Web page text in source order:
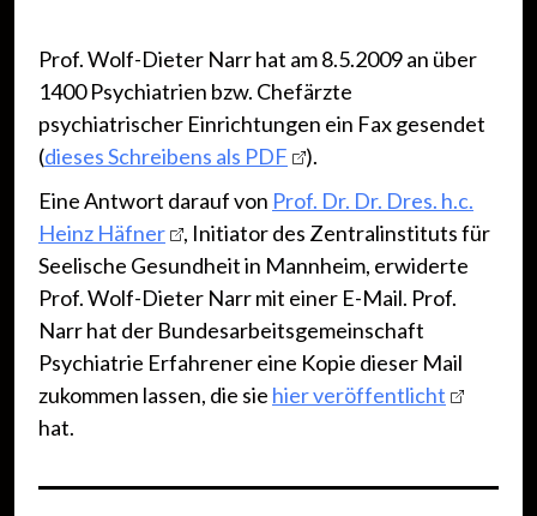
Prof. Wolf-Dieter Narr hat am 8.5.2009 an über
1400 Psychiatrien bzw. Chefärzte
psychiatrischer Einrichtungen ein Fax gesendet
(dieses Schreibens als PDF
).
Eine Antwort darauf von Prof. Dr. Dr. Dres. h.c.
Heinz Häfner
, Initiator des Zentralinstituts für
Seelische Gesundheit in Mannheim, erwiderte
Prof. Wolf-Dieter Narr mit einer E-Mail. Prof.
Narr hat der Bundesarbeitsgemeinschaft
Psychiatrie Erfahrener eine Kopie dieser Mail
zukommen lassen, die sie hier veröffentlicht
hat.